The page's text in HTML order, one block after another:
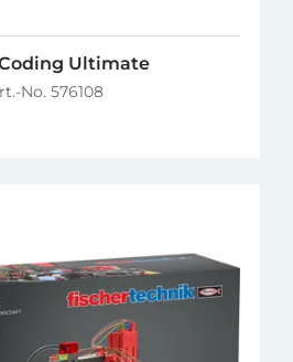
Coding Ultimate
No. 576108